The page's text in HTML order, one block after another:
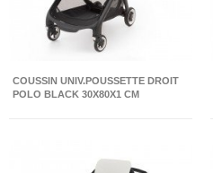
COUSSIN UNIV.POUSSETTE DROIT
POLO BLACK 30X80X1 CM